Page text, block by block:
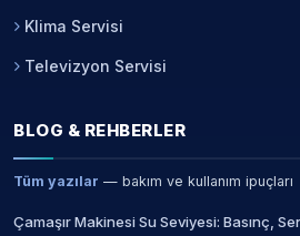
Klima Servisi
Televizyon Servisi
BLOG & REHBERLER
Tüm yazılar — bakım ve kullanım ipuçları
Çamaşır Makinesi Su Seviyesi: Basınç,